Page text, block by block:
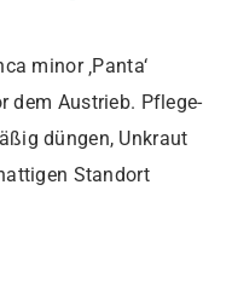
minor ‚Panta‘
dem Austrieb. Pflege-
düngen, Unkraut
Standort